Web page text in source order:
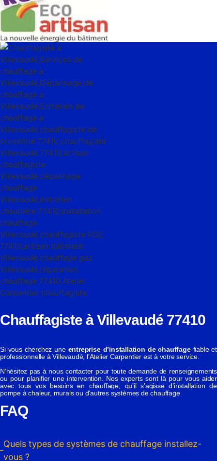
Chauffagiste à Villevaudé 77410
Si vous cherchez une entreprise d’installation de chauffagefiable et
professionnelle à Villevaudé, l’Atelier Carpentier est à votre service.
N’hésitez pas à nous contacter pour toute demande de renseignements
ou pour planifier une intervention. Nos experts sont là pour vous aider
avec tous vos besoins en chauffage, qu’il s’agisse d’installation de
pompe à chaleur , murals ou d’autres systèmes de chauffage
FAQ
Quels types de systèmes de chauffage installez-
vous ?